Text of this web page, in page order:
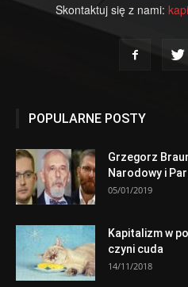
Skontaktuj się z nami:
POPULARNE POSTY
Grzegorz
Narodowy i
05/01/2019
Kapitalizm w
czyni cuda
14/11/2018